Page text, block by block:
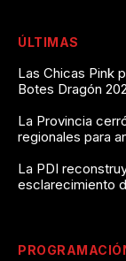
ÚLTIMAS
Las Chicas Pink
Botes Dragón
La Provincia
regionales para
La PDI
esclarecimiento